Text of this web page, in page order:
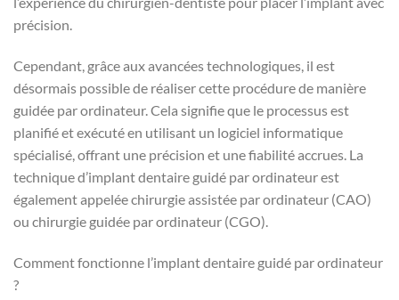
précision.
Cependant, grâce aux avancées technologiques, il est
désormais possible de réaliser cette procédure de manière
guidée par ordinateur. Cela signifie que le processus est
planifié et exécuté en utilisant un logiciel informatique
spécialisé, offrant une précision et une fiabilité accrues. La
technique d’implant dentaire guidé par ordinateur est
également appelée chirurgie assistée par ordinateur (CAO)
ou chirurgie guidée par ordinateur (CGO).
Comment fonctionne l’implant dentaire guidé par ordinateur
?